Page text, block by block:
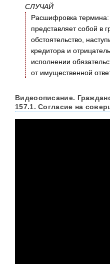
СЛУЧАЙ
Расшифровка
представляет собой в
обстоятельство,
кредитора и
исполнении
от имущественной
Видеоописание.
157.1. Согласие на